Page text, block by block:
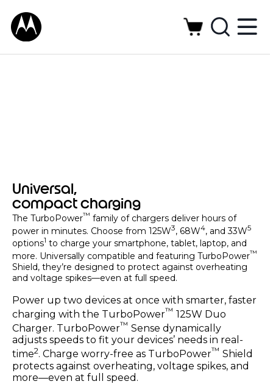
Universal,
compact charging
The TurboPower™ family of chargers deliver hours of
power in minutes. Choose from 125W3, 68W4, and 33W5
options1 to charge your smartphone, tablet, laptop, and
more. Universally compatible and featuring TurboPower™
Shield, they’re designed to protect against overheating
and voltage spikes—even at full speed.
Power up two devices at once with smarter, faster
charging with the TurboPower™ 125W Duo
Charger. TurboPower™ Sense dynamically
adjusts speeds to fit your devices’ needs in real-
time2. Charge worry-free as TurboPower™ Shield
protects against overheating, voltage spikes, and
more—even at full speed.